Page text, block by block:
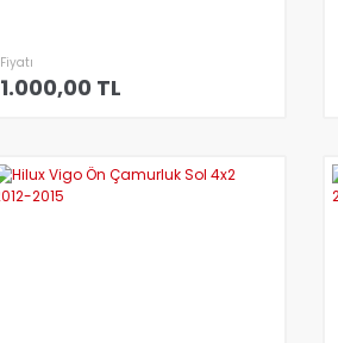
Fiyatı
1.000,00 TL